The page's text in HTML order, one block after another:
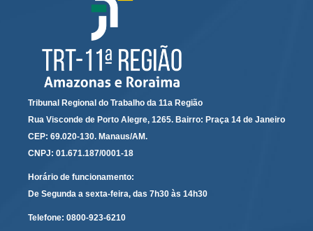
Concursos
Contas abertas em nome dos beneficiários
Diários Eletrônicos
e-Doc
Guias de recolhimento
Leilão Público
Mapa do site
META 9 do CNJ
Tribunal Regional do Trabalho da 11a Região
Rua Visconde de Porto Alegre, 1265. Bairro: Praça 14 de Janeiro
CEP: 69.020-130. Manaus/AM.
CNPJ: 01.671.187/0001-18
Horário de funcionamento:
De Segunda a sexta-feira, das 7h30 às 14h30
Telefone: 0800-923-6210